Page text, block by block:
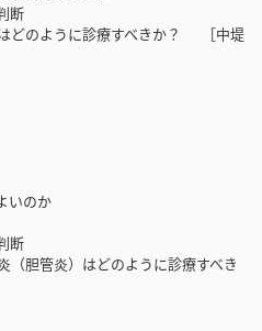
断
どのように診療すべきか？ ［中堤
のか
断
胆管炎）はどのように診療すべき